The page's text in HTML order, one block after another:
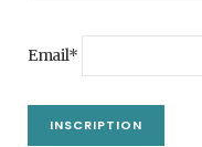
Email*